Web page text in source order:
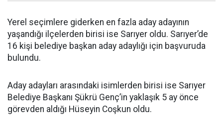
Yerel seçimlere giderken en fazla aday adayının
yaşandığı ilçelerden birisi ise Sarıyer oldu. Sarıyer’de
16 kişi belediye başkan aday adaylığı için başvuruda
bulundu.
Aday adayları arasındaki isimlerden birisi ise Sarıyer
Belediye Başkanı Şükrü Genç’in yaklaşık 5 ay önce
görevden aldığı Hüseyin Coşkun oldu.